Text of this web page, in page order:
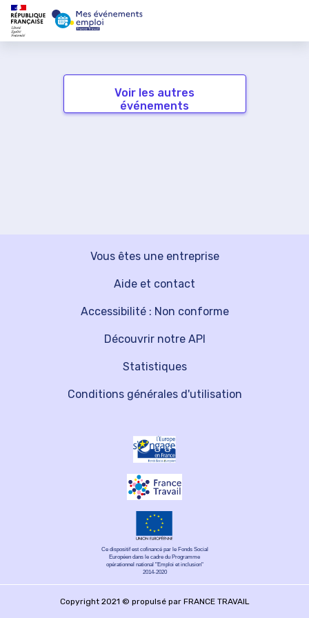
Voir les autres
événements
Vous êtes une entreprise
Découvrir notre API
Aide et contact
Statistiques
Accessibilité : Non conforme
Conditions générales d'utilisation
Ce dispositif est cofinancé par le Fonds Social
Européen dans le cadre du Programme
opérationnel national "Emploi et inclusion"
2014-2020
Copyright 2021 © propulsé par FRANCE TRAVAIL